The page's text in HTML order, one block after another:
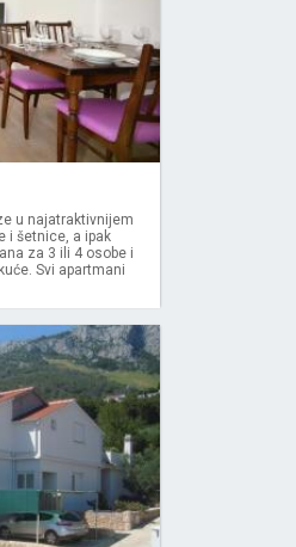
u najatraktivnijem
i šetnice, a ipak
za 3 ili 4 osobe i
Svi apartmani